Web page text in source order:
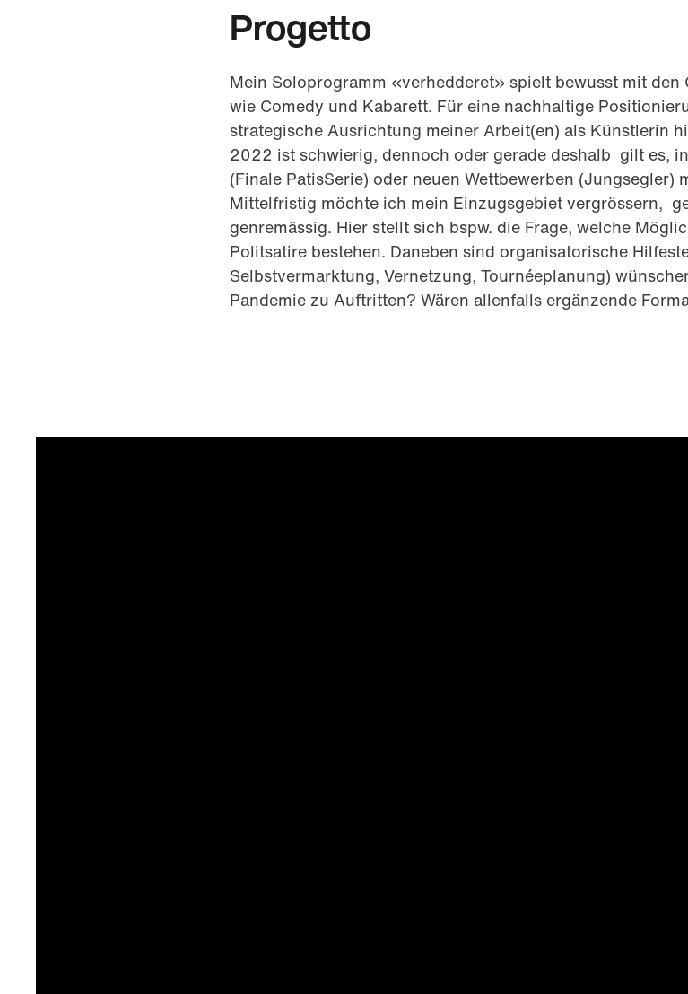
Progetto
Mein Soloprogramm «verhedderet» spielt bewusst mit
wie Comedy und Kabarett. Für eine nachhaltige
strategische Ausrichtung meiner Arbeit(en) als Künstlerin
2022 ist schwierig, dennoch oder gerade deshalb gilt es,
(Finale PatisSerie) oder neuen Wettbewerben (Jungsegler)
Mittelfristig möchte ich mein Einzugsgebiet vergrössern,
genremässig. Hier stellt sich bspw. die Frage, welche
Politsatire bestehen. Daneben sind organisatorische
Selbstvermarktung, Vernetzung, Tournéeplanung)
Pandemie zu Auftritten? Wären allenfalls ergänzende